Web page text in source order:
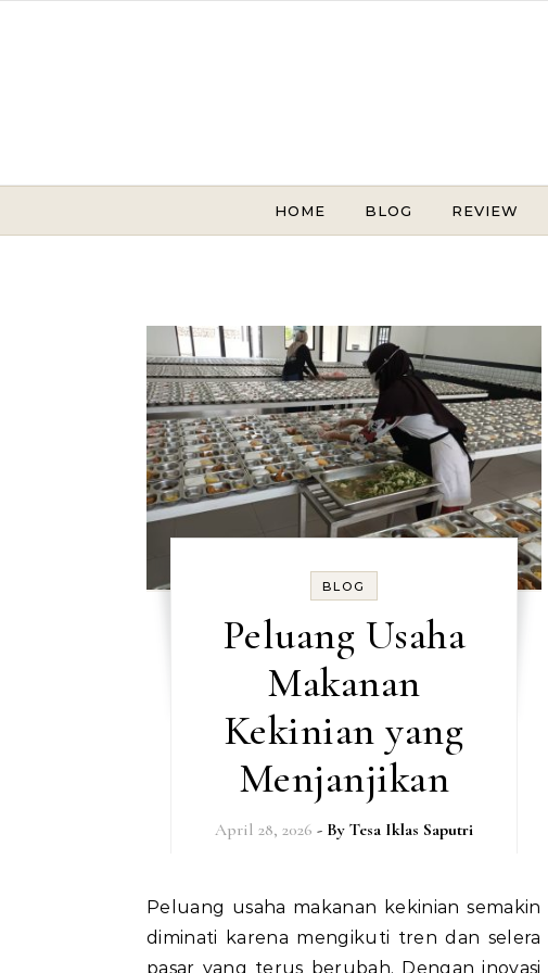
HOME BLOG REVIEW
BLOG
Peluang Usaha
Makanan
Kekinian yang
Menjanjikan
April 28, 2026 - By Tesa Iklas Saputri
Peluang usaha makanan kekinian semakin
diminati karena mengikuti tren dan selera
pasar yang terus berubah. Dengan inovasi